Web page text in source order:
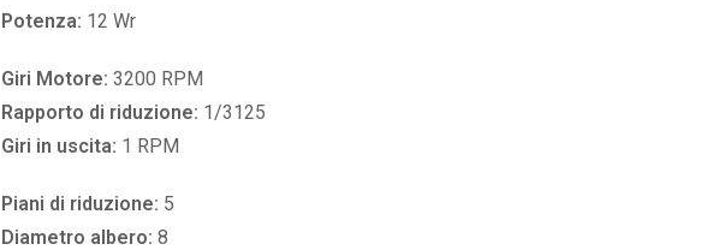
Potenza: 12 Wr
Giri Motore: 3200 RPM
Rapporto di riduzione: 1/3125
Giri in uscita: 1 RPM
Piani di riduzione: 5
Diametro albero: 8